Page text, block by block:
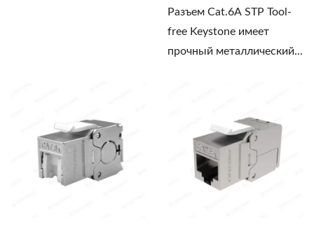
Разъем Cat.6A STP Tool-
free Keystone имеет
прочный металлический...